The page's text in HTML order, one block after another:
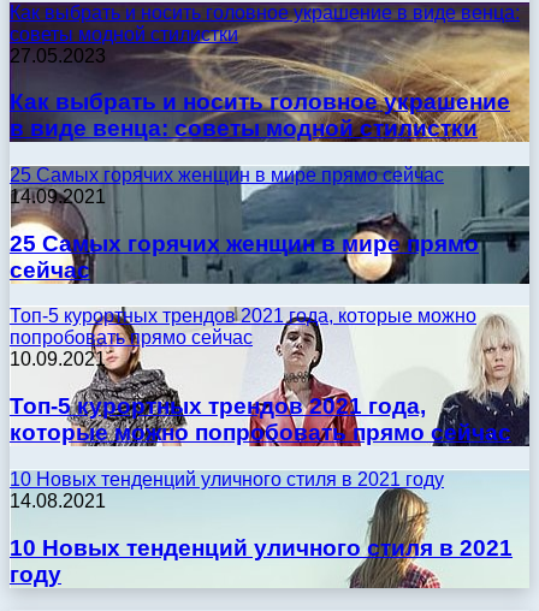
Как выбрать и носить головное украшение в виде венца:
советы модной стилистки
27.05.2023
Как выбрать и носить головное украшение
в виде венца: советы модной стилистки
25 Самых горячих женщин в мире прямо сейчас
14.09.2021
25 Самых горячих женщин в мире прямо
сейчас
Топ-5 курортных трендов 2021 года, которые можно
попробовать прямо сейчас
10.09.2021
Топ-5 курортных трендов 2021 года,
которые можно попробовать прямо сейчас
10 Новых тенденций уличного стиля в 2021 году
14.08.2021
10 Новых тенденций уличного стиля в 2021
году